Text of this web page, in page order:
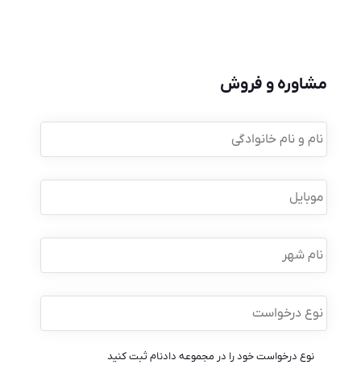
مشاوره و فروش
نام
و
نام
موبایل *
نام
شهر
نوع
درخواست *
نوع درخواست خود را در مجموعه دادنام ثبت کنید